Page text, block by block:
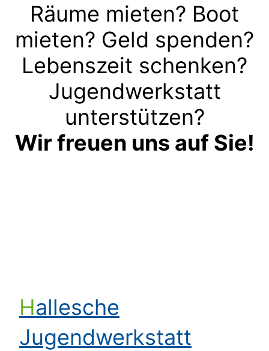
Räume mieten? Boot
mieten? Geld spenden?
Lebenszeit schenken?
Jugendwerkstatt
unterstützen?
Wir freuen uns auf Sie!
Hallesche
Jugendwerkstatt